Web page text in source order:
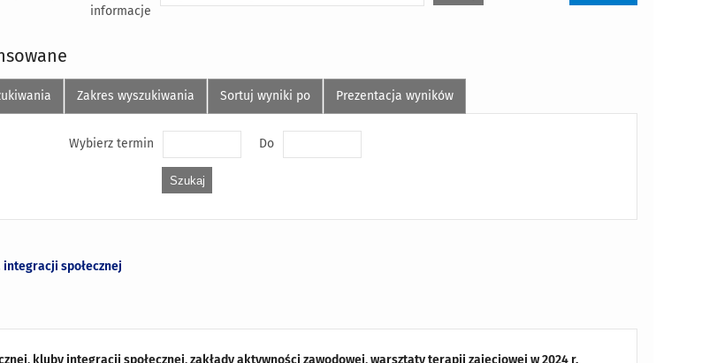
informacje
Zakres wyszukiwania Sortuj wyniki po Prezentacja wyników
Wybierz termin Do
społecznej
kluby integracji społecznej, zakłady aktywności zawodowej, warsztaty terapii zajęciowej w 2024 r.